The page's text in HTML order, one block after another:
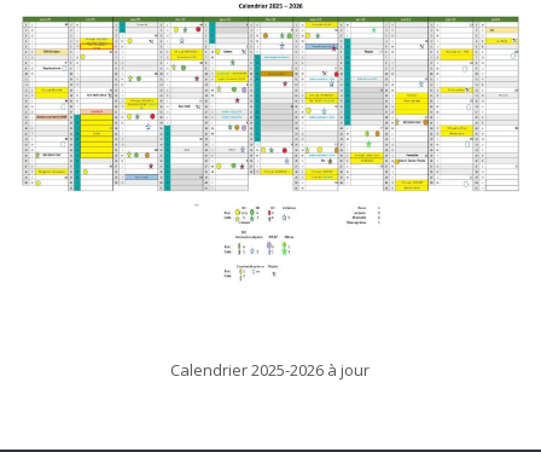
Calendrier 2025-2026 à jour